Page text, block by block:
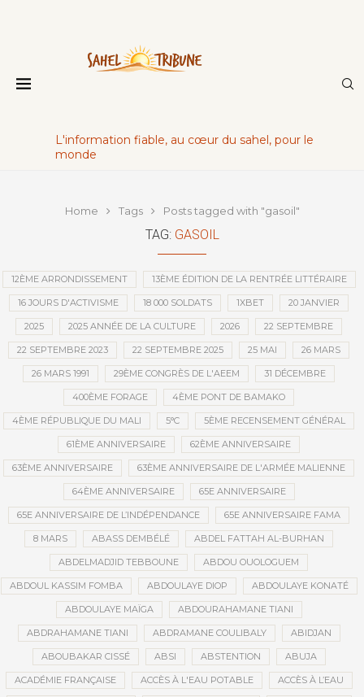
L'information fiable, au cœur du sahel, pour le
monde
Home Tags Posts tagged with "gasoil"
TAG: GASOIL
12ÈME ARRONDISSEMENT 13ÈME ÉDITION DE LA RENTRÉE LITTÉRAIRE
16 JOURS D'ACTIVISME 18 000 SOLDATS 1XBET 20 JANVIER
2025 2025 ANNÉE DE LA CULTURE 2026 22 SEPTEMBRE
22 SEPTEMBRE 2023 22 SEPTEMBRE 2025 25 MAI 26 MARS
26 MARS 1991 29ÈME CONGRÈS DE L'AEEM 31 DÉCEMBRE
400ÈME FORAGE 4ÈME PONT DE BAMAKO
4ÈME RÉPUBLIQUE DU MALI 5°C 5ÈME RECENSEMENT GÉNÉRAL
61ÈME ANNIVERSAIRE 62ÈME ANNIVERSAIRE
63ÈME ANNIVERSAIRE 63ÈME ANNIVERSAIRE DE L'ARMÉE MALIENNE
64ÈME ANNIVERSAIRE 65E ANNIVERSAIRE
65E ANNIVERSAIRE DE L’INDÉPENDANCE 65E ANNIVERSAIRE FAMA
8 MARS ABASS DEMBÉLÉ ABDEL FATTAH AL-BURHAN
ABDELMADJID TEBBOUNE ABDOU OUOLOGUEM
ABDOUL KASSIM FOMBA ABDOULAYE DIOP ABDOULAYE KONATÉ
ABDOULAYE MAÏGA ABDOURAHAMANE TIANI
ABDRAHAMANE TIANI ABDRAMANE COULIBALY ABIDJAN
ABOUBAKAR CISSÉ ABSI ABSTENTION ABUJA
ACADÉMIE FRANÇAISE ACCÈS À L'EAU POTABLE ACCÈS À L’EAU